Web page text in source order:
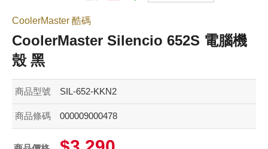
CoolerMaster 酷碼
CoolerMaster Silencio 652S 電腦機
殼 黑
商品型號 SIL-652-KKN2
商品條碼 000009000478